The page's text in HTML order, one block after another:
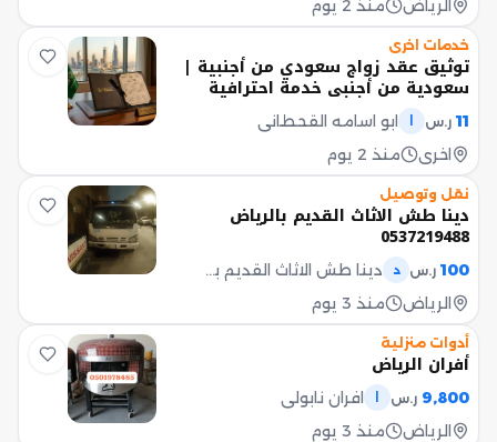
الرياض
منذ 2 يوم
خدمات اخرى
توثيق عقد زواج سعودي من أجنبية |
سعودية من أجنبي خدمة احترافية
وسريعة في إنهاء إجراءات توثيق عقد
الزواج توثيق عقد زواج سعودي من
أجنبية توثيق عقد زواج سعودية من
أجنبي متابعة كاملة للمعاملة حتى صدور
تشمل - مراجعة المستندات والمتطلبات
النظامية. - متابعة إجراءات التوثيق لدى
الجهات المختصة. - حجز المواعيد اللازمة
عند الحاجة. - إصدار عقد الزواج
الإلكتروني بعد اكتمال الإجراءات. -
متابعة خاصة للحالات داخل المملكة
الإنجاز والمتا
11 ر.س
ابو اسامه القحطاني
اخرى
منذ 2 يوم
نقل وتوصيل
دينا طش الاثاث القديم بالرياض
0537219488
100 ر.س د
دينا طش الاثاث القديم بالرياض 0537219488
الرياض
منذ 3 يوم
أدوات منزلية
أفران الرياض
9,800 ر.س
افران نابولي
الرياض
منذ 3 يوم